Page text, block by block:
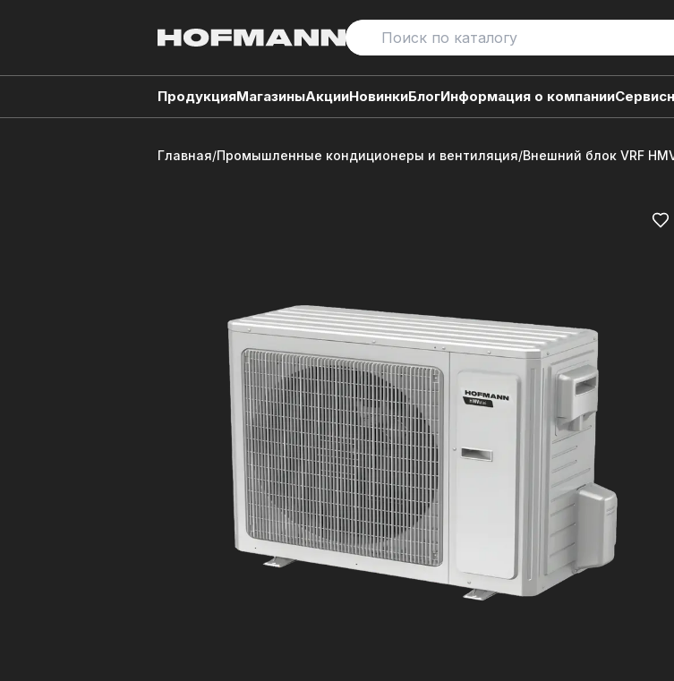
ПродукцияМагазиныАкцииНовинкиБлогИнформация о компании
Главная/Промышленные кондиционеры и вентиляция/Внешний блок VRF